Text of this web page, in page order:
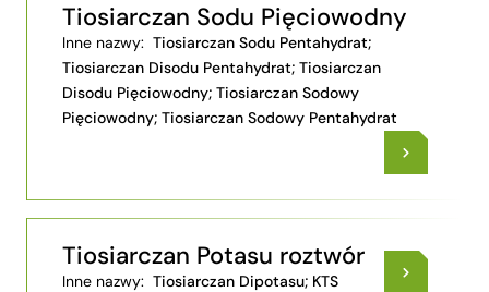
Tiosiarczan Sodu Pięciowodny
Inne nazwy: Tiosiarczan Sodu Pentahydrat;
Tiosiarczan Disodu Pentahydrat; Tiosiarczan
Disodu Pięciowodny; Tiosiarczan Sodowy
Pięciowodny; Tiosiarczan Sodowy Pentahydrat
Tiosiarczan Potasu roztwór
Inne nazwy: Tiosiarczan Dipotasu; KTS